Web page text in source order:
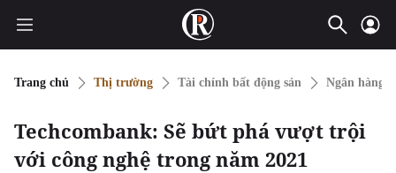
Trang chủ Thị trường Tài chính bất động sản Ngân hàng
Techcombank: Sẽ bứt phá vượt trội
với công nghệ trong năm 2021